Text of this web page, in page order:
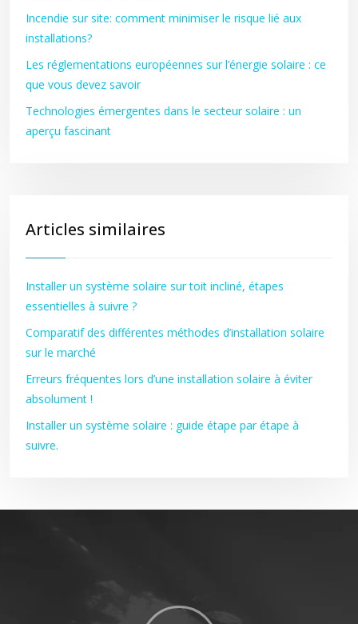
Incendie sur site: comment minimiser le risque lié aux
installations?
Les réglementations européennes sur l’énergie solaire : ce
que vous devez savoir
Technologies émergentes dans le secteur solaire : un
aperçu fascinant
Articles similaires
Installer un système solaire sur toit incliné, étapes
essentielles à suivre ?
Comparatif des différentes méthodes d’installation solaire
sur le marché
Erreurs fréquentes lors d’une installation solaire à éviter
absolument !
Installer un système solaire : guide étape par étape à
suivre.